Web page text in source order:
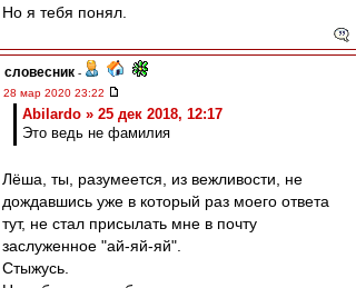
Но я тебя понял.
словесник -
28 мар 2020 23:22
Abilardo » 25 дек 2018, 12:17
Это ведь не фамилия
Лёша, ты, разумеется, из вежливости, не
дождавшись уже в который раз моего ответа
тут, не стал присылать мне в почту
заслуженное "ай-яй-яй".
Стыжусь.